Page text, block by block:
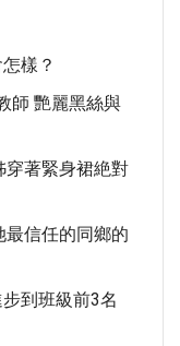
樣？
師 艷麗黑絲與
穿著緊身裙絶對
信任的同鄉的
到班級前3名